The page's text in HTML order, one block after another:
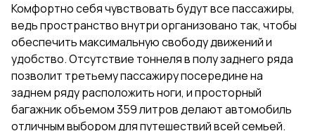
Комфортно себя чувствовать будут все пассажиры,
ведь пространство внутри организовано так, чтобы
обеспечить максимальную свободу движений и
удобство. Отсутствие тоннеля в полу заднего ряда
позволит третьему пассажиру посередине на
заднем ряду расположить ноги, и просторный
багажник объемом 359 литров делают автомобиль
отличным выбором для путешествий всей семьей.